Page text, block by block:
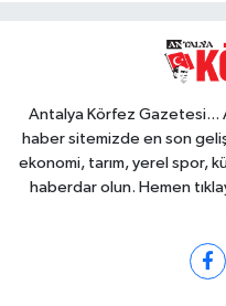
Antalya Körfez Gazetesi...
haber sitemizde en son
ekonomi, tarım, yerel spor,
haberdar olun. Hemen